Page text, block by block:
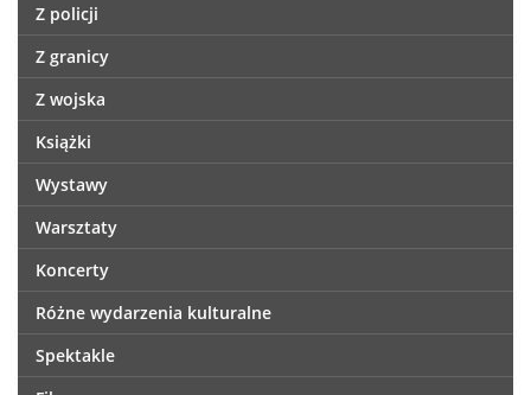
Z policji
Z granicy
Z wojska
Książki
Wystawy
Warsztaty
Koncerty
Różne wydarzenia kulturalne
Spektakle